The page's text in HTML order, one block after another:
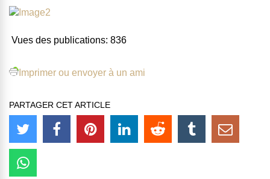
Vues des publications: 836
Imprimer ou envoyer à un ami
PARTAGER CET ARTICLE